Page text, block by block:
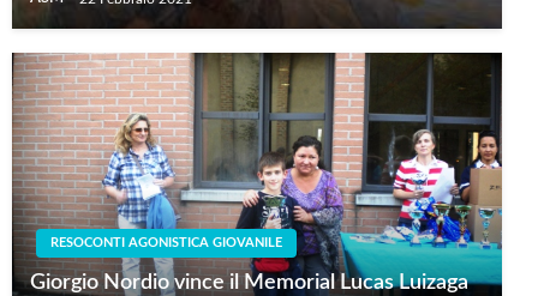
RESOCONTI AGONISTICA GIOVANILE
Giorgio Nordio vince il Memorial Lucas Luizaga